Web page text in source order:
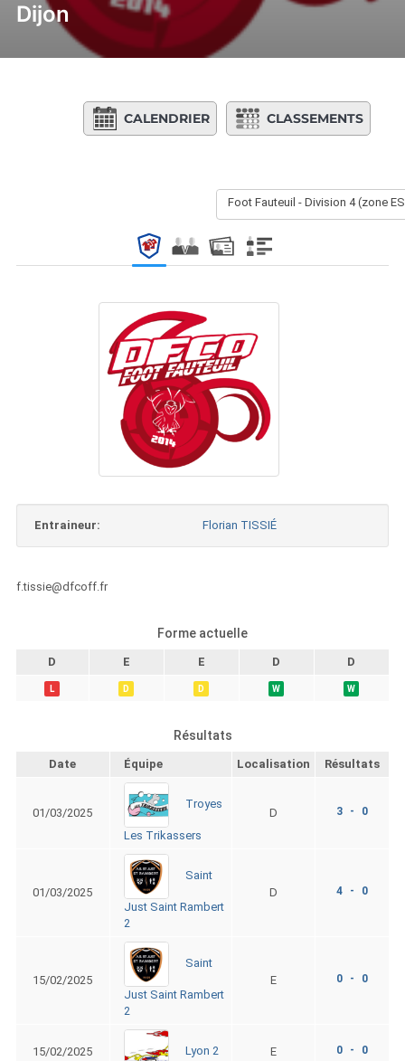
Dijon
CALENDRIER CLASSEMENTS
Foot Fauteuil - Division 4 (zone
Entraineur: Florian TISSIÉ
f.tissie@dfcoff.fr
Forme actuelle
D E E D D
L D D W W
Résultats
Date Équipe Localisation Résultats
01/03/2025
Troyes
Les Trikassers
D 3 - 0
01/03/2025
Saint
Just Saint Rambert
2
D 4 - 0
15/02/2025
Saint
Just Saint Rambert
2
E 0 - 0
15/02/2025 Lyon 2 E 0 - 0